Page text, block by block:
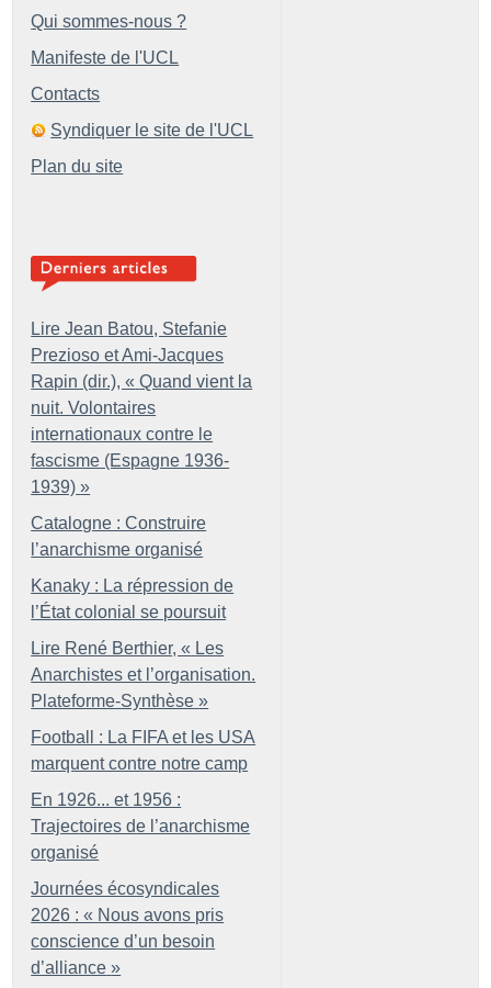
Qui sommes-nous ?
Manifeste de l'UCL
Contacts
Syndiquer le site de l'UCL
Plan du site
Lire Jean Batou, Stefanie
Prezioso et Ami-Jacques
Rapin (dir.), « Quand vient la
nuit. Volontaires
internationaux contre le
fascisme (Espagne 1936-
1939) »
Catalogne : Construire
l’anarchisme organisé
Kanaky : La répression de
l’État colonial se poursuit
Lire René Berthier, « Les
Anarchistes et l’organisation.
Plateforme-Synthèse »
Football : La FIFA et les USA
marquent contre notre camp
En 1926... et 1956 :
Trajectoires de l’anarchisme
organisé
Journées écosyndicales
2026 : « Nous avons pris
conscience d’un besoin
d’alliance »